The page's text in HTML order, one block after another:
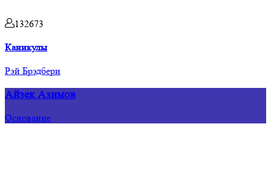
132673
Каникулы
Рэй Брэдбери
Айзек Азимов
Основание